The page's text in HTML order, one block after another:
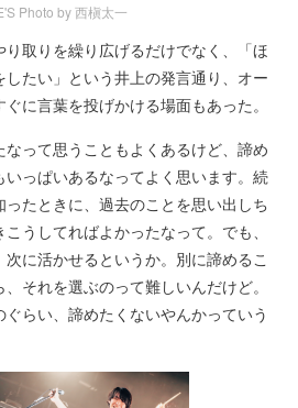
Photo by 西槇太一
取りを繰り広げるだけでなく、「ほ
たい」という井上の発言通り、オー
に言葉を投げかける場面もあった。
って思うこともよくあるけど、諦め
っぱいあるなってよく思います。続
たときに、過去のことを思い出しち
うしてればよかったなって。でも、
に活かせるというか。別に諦めるこ
それを選ぶのって難しいんだけど。
らい、諦めたくないやんかっていう